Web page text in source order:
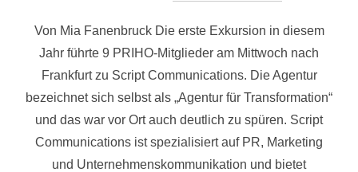
Von Mia Fanenbruck Die erste Exkursion in diesem
Jahr führte 9 PRIHO-Mitglieder am Mittwoch nach
Frankfurt zu Script Communications. Die Agentur
bezeichnet sich selbst als „Agentur für Transformation“
und das war vor Ort auch deutlich zu spüren. Script
Communications ist spezialisiert auf PR, Marketing
und Unternehmenskommunikation und bietet